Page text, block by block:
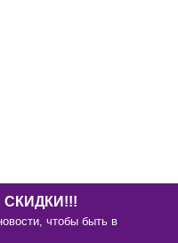
чтобы быть в